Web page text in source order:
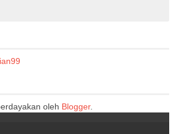
oleh Blogger.